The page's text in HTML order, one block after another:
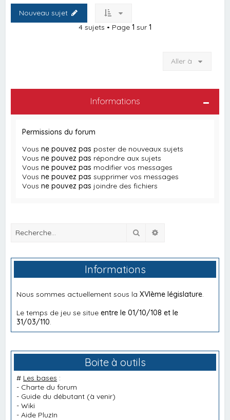
Nouveau sujet
4 sujets • Page 1 sur 1
Aller à
Informations
Permissions du forum
Vousne pouvez pas poster de nouveaux sujets
Vousne pouvez pas répondre aux sujets
Vousne pouvez pas modifier vos messages
Vousne pouvez pas supprimer vos messages
Vousne pouvez pas joindre des fichiers
Rechercher
Informations
Nous sommes actuellement sous laXVIème législature
Le temps de jeu se situeentre le 01/10/108 et le
31/03/110
Boite à outils
# Les bases :
- Charte du forum
- Guide du débutant (à venir)
-Wiki
-Aide PluzIn